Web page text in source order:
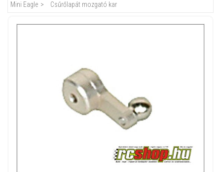
Mini Eagle
Csűrőlapát mozgató kar